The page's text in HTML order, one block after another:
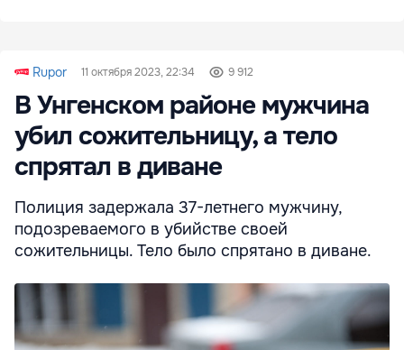
Rupor 11 октября 2023, 22:34 9 912
В Унгенском районе мужчина
убил сожительницу, а тело
спрятал в диване
Полиция задержала 37-летнего мужчину,
подозреваемого в убийстве своей
сожительницы. Тело было спрятано в диване.